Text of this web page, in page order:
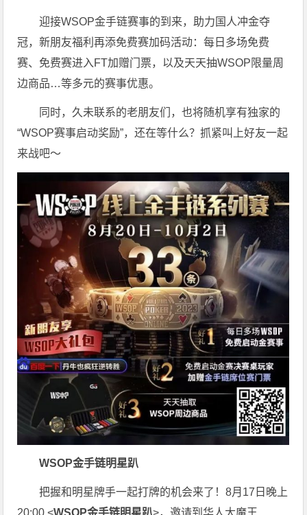
迎接WSOP金手链赛事的到来，助力国人冲金夺
冠，新朋友福利再添免费赛加码活动：每日多场免费
赛、免费赛进入FT加赠门票，以及天天抽WSOP限量周
边商品…等多元的赛事优惠。
同时，久未联系的老朋友们，也将随机享有独家的
“WSOP赛事启动奖励”，还在等什么？抓紧叫上好友一起
来战吧～
WSOP金手链明星趴
把握和明星牌手一起打牌的机会来了！8月17日晚上
20:00 <WSOP金手链明星趴>，邀请到华人大魔王